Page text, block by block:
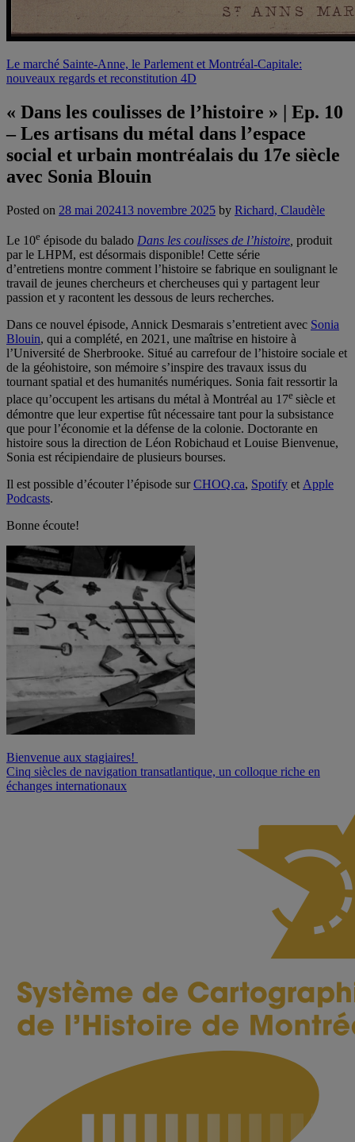
Le marché Sainte-Anne, le Parlement et Montréal-Capitale:
nouveaux regards et reconstitution 4D
« Dans les coulisses de l’histoire » | Ep. 10
– Les artisans du métal dans l’espace
social et urbain montréalais du 17e siècle
avec Sonia Blouin
Posted on 28 mai 202413 novembre 2025 by Richard, Claudèle
Le 10e épisode du balado Dans les coulisses de l’histoire produit
par le LHPM, est désormais disponible! Cette série
d’entretiens montre comment l’histoire se fabrique en soulignant le
travail de jeunes chercheurs et chercheuses qui y partagent leur
passion et y racontent les dessous de leurs recherches.
Dans ce nouvel épisode, Annick Desmarais s’entretient avec Sonia
Blouin, qui a complété, en 2021, une maîtrise en histoire à
l’Université de Sherbrooke. Situé au carrefour de l’histoire sociale et
de la géohistoire, son mémoire s’inspire des travaux issus du
tournant spatial et des humanités numériques. Sonia fait ressortir la
place qu’occupent les artisans du métal à Montréal au 17e siècle et
démontre que leur expertise fût nécessaire tant pour la subsistance
que pour l’économie et la défense de la colonie. Doctorante en
histoire sous la direction de Léon Robichaud et Louise Bienvenue,
Sonia est récipiendaire de plusieurs bourses.
Il est possible d’écouter l’épisode surCHOQ.ca, Spotify et Apple
Podcasts.
Bonne écoute!
Navigation
de
Bienvenue aux stagiaires!
Cinq siècles de navigation transatlantique, un colloque riche en
échanges internationaux